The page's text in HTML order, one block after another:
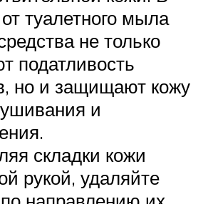
туалетного мыла
не только
податливость
но и защищают кожу
и
складки кожи
рукой, удаляйте